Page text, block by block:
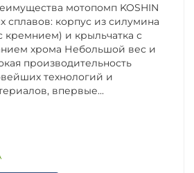
мотопомп KOSHIN
сплавов: корпус из силумина
кремнием) и крыльчатка с
хрома Небольшой вес и
производительность
технологий и
впервые...